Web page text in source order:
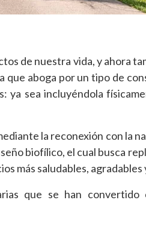
de nuestra vida, y ahora
aboga por un tipo de
ya sea incluyéndola
la reconexión con la
biofílico, el cual busca
más saludables,
que se han convertido